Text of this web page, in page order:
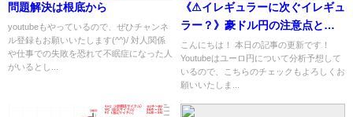
問題解決は根底から
youtubeもやっているので、ぜひチャンネ
ル登録もお願いいたします(^^)/ 対人関係
や仕事での失敗を恐れて不眠症になった人
がいるとし...
《⚠イレギュラーに次ぐイレギュ
ラー？》豪ドル円の注意点と
は!?
こんにちは！ 本日の記事の更新です！
Youtubeはユーロ円について分析予想して
いるので、こちらのチェックもよろしくお
願いいたしま...